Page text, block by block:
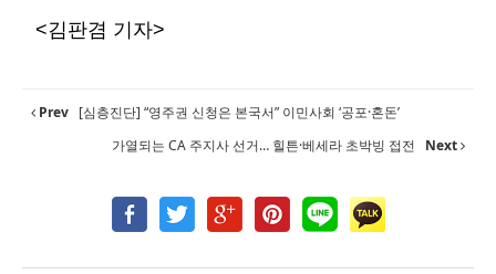
<김판겸 기자>
Prev [심층진단] “영주권 신청은 본국서” 이민사회 ‘공포·혼돈’
가열되는 CA 주지사 선거… 힐튼·베세라 초박빙 접전
Next